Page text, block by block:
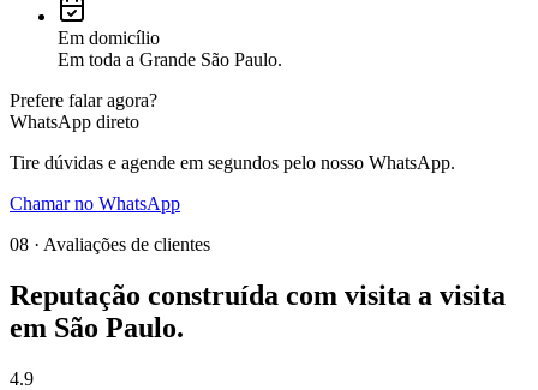
Em domicílio
Em toda a Grande São Paulo.
Prefere falar agora?
WhatsApp direto
Tire dúvidas e agende em segundos pelo nosso WhatsApp.
Chamar no WhatsApp
08 · Avaliações de clientes
Reputação construída com visita a visita
em São Paulo.
4.9